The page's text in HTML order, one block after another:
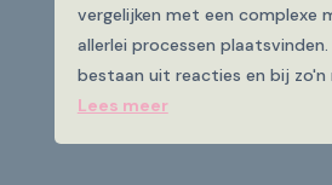
vergelijken met een complexe
allerlei processen
bestaan uit reacties en bij zo'n
Lees meer